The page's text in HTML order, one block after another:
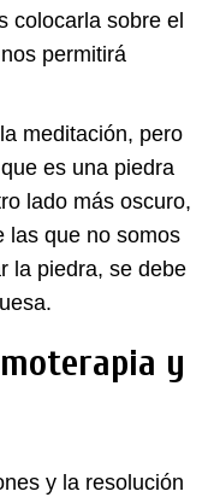
colocarla sobre el
permitirá
meditación, pero
es una piedra
lado más oscuro,
las que no somos
la piedra, se debe
y
y la resolución